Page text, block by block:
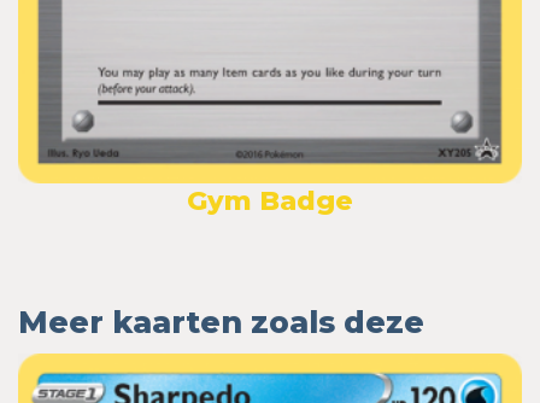
Gym Badge
Meer kaarten zoals deze